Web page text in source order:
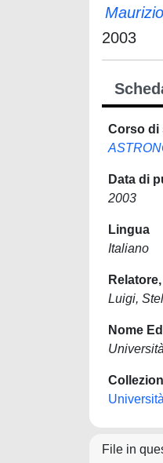
2003
Corso di
Data di
2003
Lingua
Italiano
Luigi,
Nome
File in